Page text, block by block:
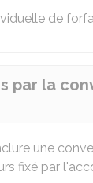
de
par la
une
fixé par